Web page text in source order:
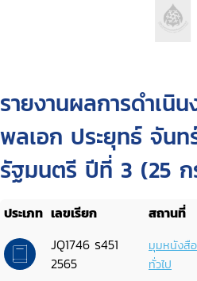
รายงานผลการดำเนิ
พลเอก ประยุทธ์ จันท
รัฐมนตรี ปีที่ 3 (25
25 กรกฎาคม 2565)
ประเภท เลขเรียก สถานที่
JQ1746 ร451
2565
มุมหนังสือ
ทั่วไป